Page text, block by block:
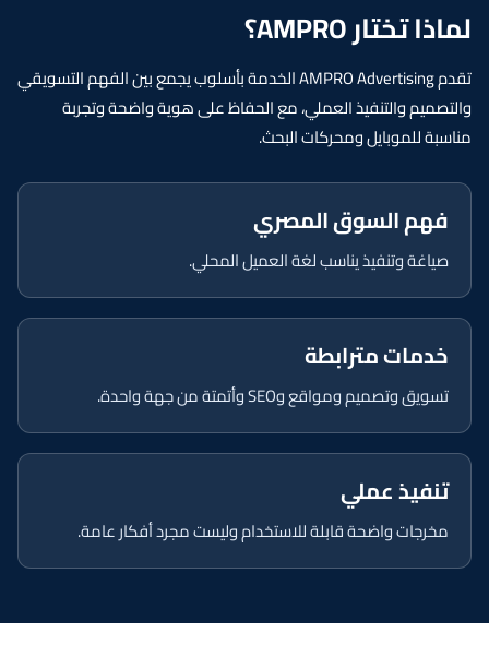
لماذا تختار AMPRO؟
تقدم AMPRO Advertising الخدمة بأسلوب يجمع بين الفهم التسويقي
والتصميم والتنفيذ العملي، مع الحفاظ على هوية واضحة وتجربة
مناسبة للموبايل ومحركات البحث.
فهم السوق المصري
صياغة وتنفيذ يناسب لغة العميل المحلي.
خدمات مترابطة
تسويق وتصميم ومواقع وSEO وأتمتة من جهة واحدة.
تنفيذ عملي
مخرجات واضحة قابلة للاستخدام وليست مجرد أفكار عامة.